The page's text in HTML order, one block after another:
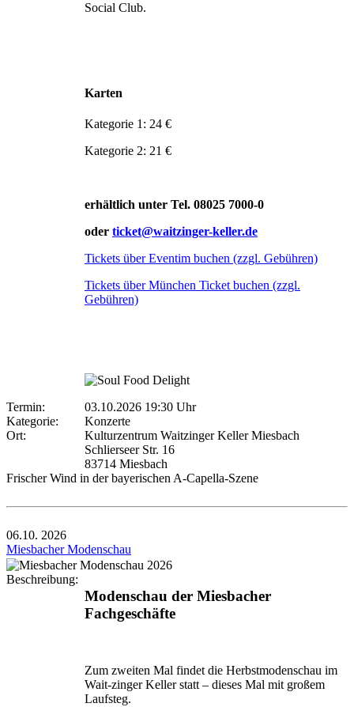
Social Club.
Karten
Kategorie 1: 24 €
Kategorie 2: 21 €
erhältlich unter Tel. 08025 7000-0
oder ticket@waitzinger-keller.de
Tickets über Eventim buchen (zzgl. Gebühren)
Tickets über München Ticket buchen (zzgl.
Gebühren)
Termin:
03.10.2026 19:30 Uhr
Kategorie:
Konzerte
Ort:
Kulturzentrum Waitzinger Keller Miesbach
Schlierseer Str. 16
83714 Miesbach
Frischer Wind in der bayerischen A-Capella-Szene
06.10. 2026
Miesbacher Modenschau
Beschreibung:
Modenschau der Miesbacher
Fachgeschäfte
Zum zweiten Mal findet die Herbstmodenschau im
Wait-zinger Keller statt – dieses Mal mit großem
Laufsteg.